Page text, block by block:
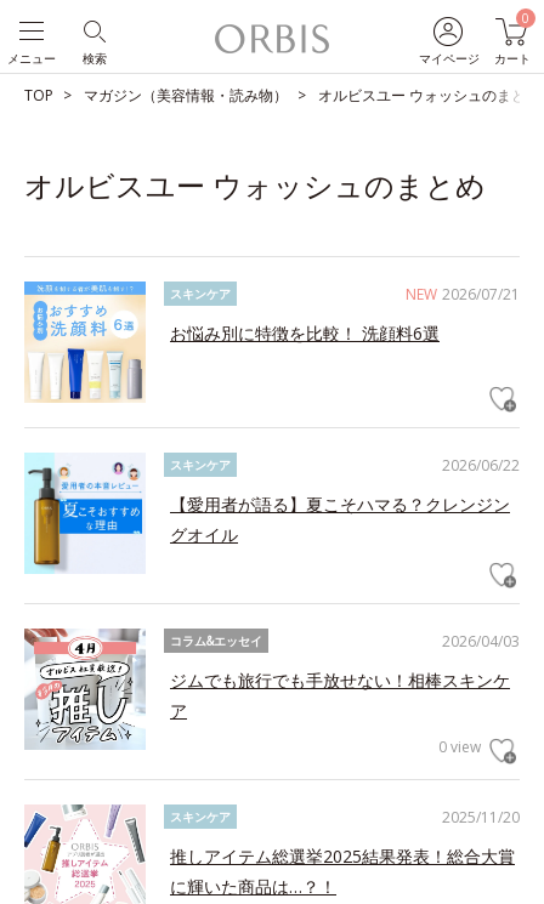
マイページ
0
カート
検索
メニュー
TOP マガジン（美容情報・読み物） オルビスユー ウォッシュのまとめ
オルビスユー ウォッシュのまとめ
NEW 2026/07/21
スキンケア
お悩み別に特徴を比較！ 洗顔料6選
2026/06/22
スキンケア
【愛用者が語る】夏こそハマる？クレンジン
グオイル
2026/04/03
コラム&エッセイ
ジムでも旅行でも手放せない！相棒スキンケ
ア
0 view
2025/11/20
スキンケア
推しアイテム総選挙2025結果発表！総合大賞
に輝いた商品は…？！